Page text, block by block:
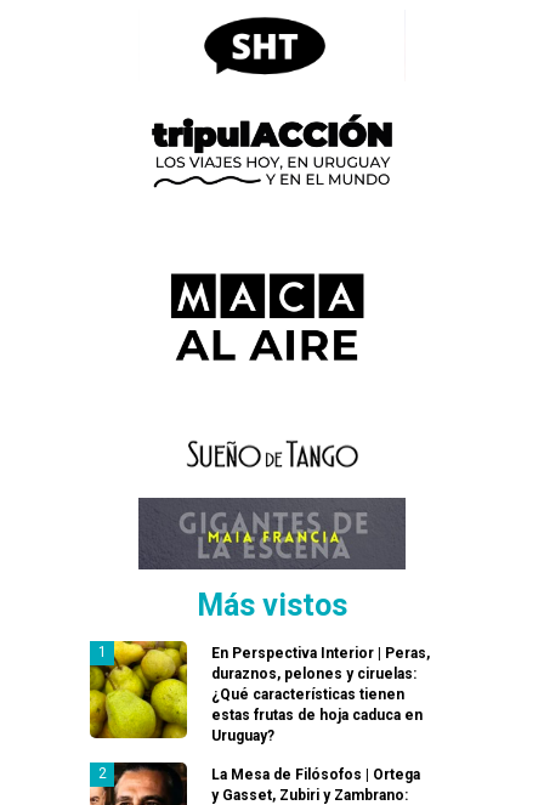
Más vistos
En Perspectiva Interior | Peras,
duraznos, pelones y ciruelas:
¿Qué características tienen
estas frutas de hoja caduca en
Uruguay?
La Mesa de Filósofos | Ortega
y Gasset, Zubiri y Zambrano: